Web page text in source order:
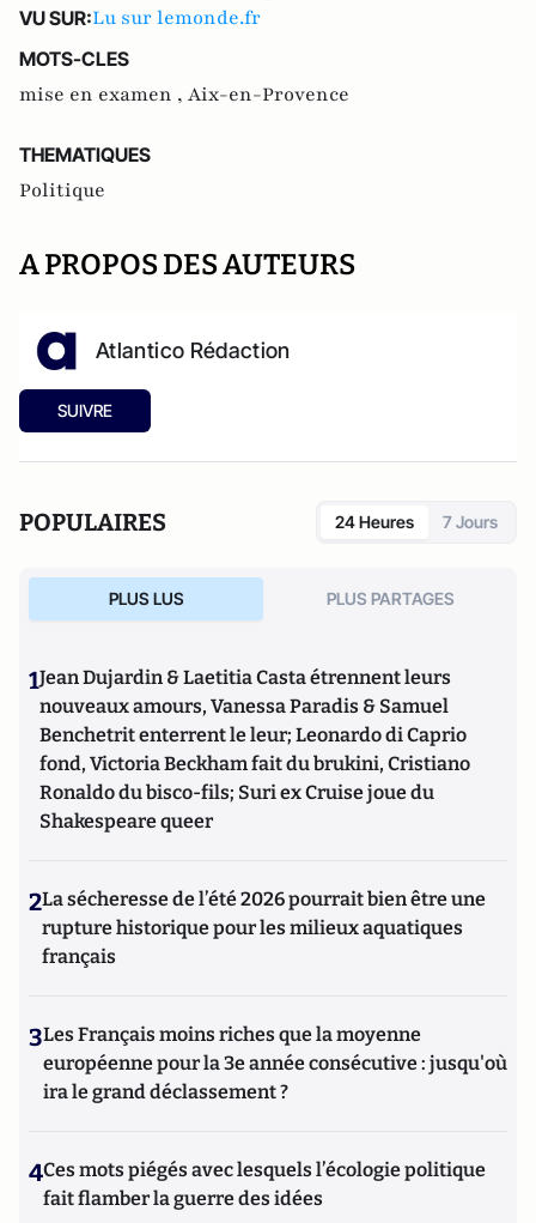
VU SUR:Lu sur lemonde.fr
MOTS-CLES
mise en examen , Aix-en-Provence
THEMATIQUES
Politique
A PROPOS DES AUTEURS
Atlantico Rédaction
SUIVRE
POPULAIRES 24 Heures 7 Jours
PLUS LUS PLUS PARTAGES
1Jean Dujardin & Laetitia Casta étrennent leurs
nouveaux amours, Vanessa Paradis & Samuel
Benchetrit enterrent le leur; Leonardo di Caprio
fond, Victoria Beckham fait du brukini, Cristiano
Ronaldo du bisco-fils; Suri ex Cruise joue du
Shakespeare queer
2La sécheresse de l’été 2026 pourrait bien être une
rupture historique pour les milieux aquatiques
français
3Les Français moins riches que la moyenne
européenne pour la 3e année consécutive : jusqu'où
ira le grand déclassement ?
4Ces mots piégés avec lesquels l’écologie politique
fait flamber la guerre des idées